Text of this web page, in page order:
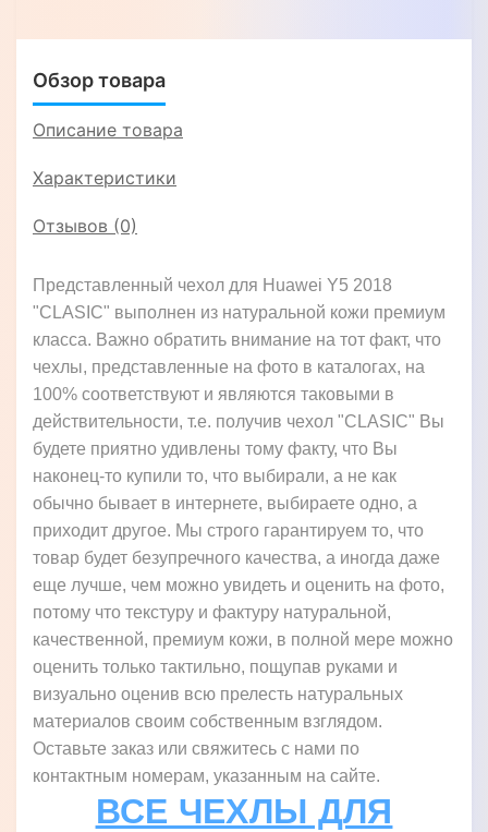
Обзор товара
Описание товара
Характеристики
Отзывов (0)
Представленный чехол для Huawei Y5 2018
"CLASIC" выполнен из натуральной кожи премиум
класса. Важно обратить внимание на тот факт, что
чехлы, представленные на фото в каталогах, на
100% соответствуют и являются таковыми в
действительности, т.е. получив чехол "CLASIC" Вы
будете приятно удивлены тому факту, что Вы
наконец-то купили то, что выбирали, а не как
обычно бывает в интернете, выбираете одно, а
приходит другое. Мы строго гарантируем то, что
товар будет безупречного качества, а иногда даже
еще лучше, чем можно увидеть и оценить на фото,
потому что текстуру и фактуру натуральной,
качественной, премиум кожи, в полной мере можно
оценить только тактильно, пощупав руками и
визуально оценив всю прелесть натуральных
материалов своим собственным взглядом.
Оставьте заказ или свяжитесь с нами по
контактным номерам, указанным на сайте.
ВСЕ ЧЕХЛЫ ДЛЯ